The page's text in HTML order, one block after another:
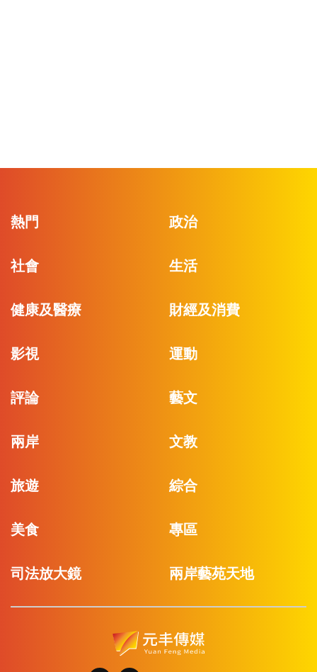
熱門 政治
社會 生活
健康及醫療 財經及消費
影視 運動
評論 藝文
兩岸 文教
旅遊 綜合
美食 專區
司法放大鏡 兩岸藝苑天地